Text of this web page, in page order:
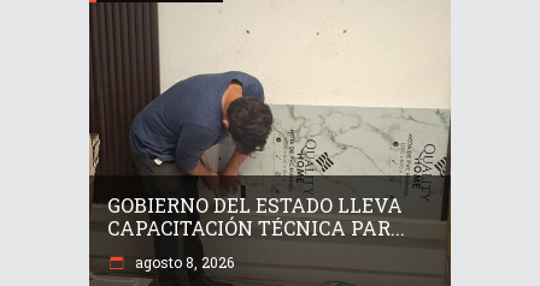
GOBIERNO DEL ESTADO LLEVA
CAPACITACIÓN TÉCNICA PAR...
agosto 8, 2026